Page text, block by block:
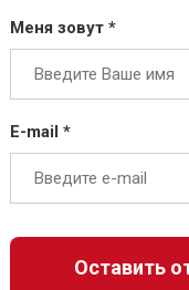
Меня зовут *
E-mail *